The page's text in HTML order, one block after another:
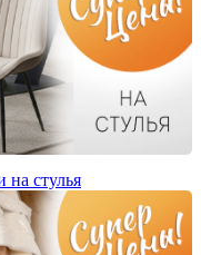
стулья